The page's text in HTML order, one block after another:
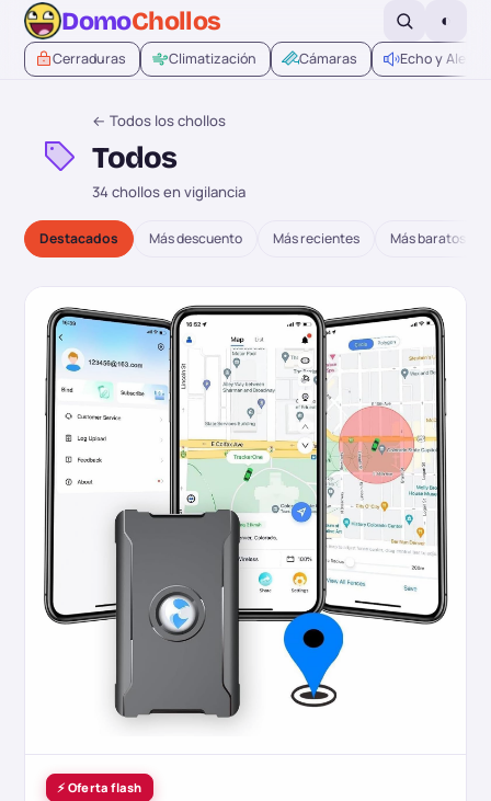
DomoChollos
Cerraduras Climatización Cámaras Echo y Alexa
◐
← Todos los chollos
Todos
34 chollos en vigilancia
Destacados Más descuento Más recientes Más baratos
⚡ Oferta flash